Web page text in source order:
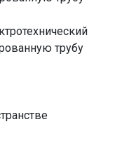
трубу